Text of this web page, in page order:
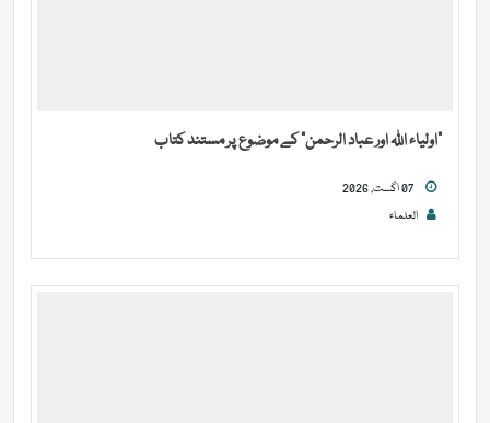
“اولیاء اللہ اور عباد الرحمن” کے موضوع پر مستند کتاب
العلماء